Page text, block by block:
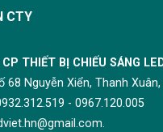
CTY
THIẾT BỊ CHIẾU SÁNG
68 Nguyễn Xiển, Thanh Xuân,
- 0967.120.005